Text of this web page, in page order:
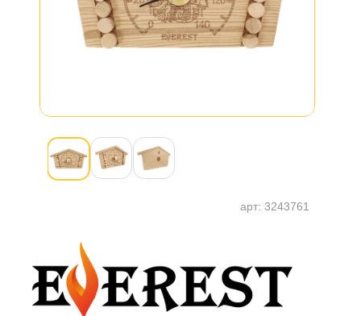
арт: 3243761